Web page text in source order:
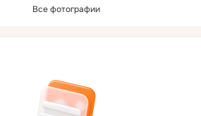
Все фотографии